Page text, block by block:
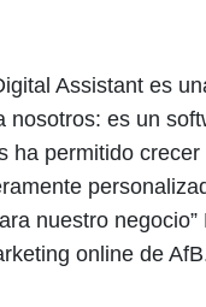
Assistant es
nosotros: es un
ha permitido crecer
nuestro
online de